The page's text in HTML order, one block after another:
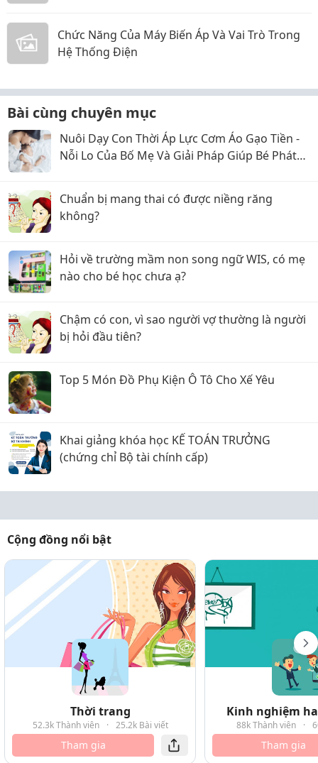
Chức Năng Của Máy Biến Áp Và Vai Trò Trong
Hệ Thống Điện
Bài cùng chuyên mục
Nuôi Dạy Con Thời Áp Lực Cơm Áo Gạo Tiền -
Nỗi Lo Của Bố Mẹ Và Giải Pháp Giúp Bé Phát
Chuẩn bị mang thai có được niềng răng
không?
Hỏi về trường mầm non song ngữ WIS, có mẹ
nào cho bé học chưa ạ?
Chậm có con, vì sao người vợ thường là người
bị hỏi đầu tiên?
Top 5 Món Đồ Phụ Kiện Ô Tô Cho Xế Yêu
Khai giảng khóa học KẾ TOÁN TRƯỞNG
(chứng chỉ Bộ tài chính cấp)
Cộng đồng nổi bật
Thời trang
52.3k Thành viên · 25.2k Bài viết
Tham gia
Kinh nghiệm
88k Thành viên ·
Tham gia